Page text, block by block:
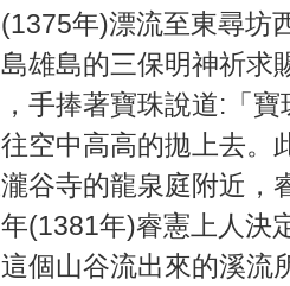
年)漂流至東尋坊
雄島的三保明神祈求
手捧著寶珠說道:「
空中高高的拋上去。
谷寺的龍泉庭附近，
(1381年)睿憲上人決
個山谷流出來的溪流